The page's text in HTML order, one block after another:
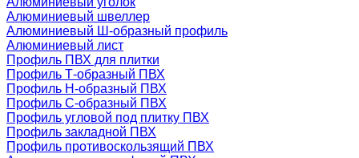
Алюминиевый швеллер
Алюминиевый Ш-образный профиль
Алюминиевый лист
Профиль ПВХ для плитки
Профиль Т-образный ПВХ
Профиль H-образный ПВХ
Профиль C-образный ПВХ
Профиль угловой под плитку ПВХ
Профиль закладной ПВХ
Профиль противоскользящий ПВХ